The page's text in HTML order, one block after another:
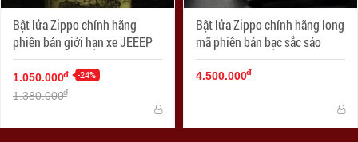
Bật lửa Zippo chính hãng
phiên bản giới hạn xe JEEEP
1.050.000đ -24%
1.380.000đ
Bật lửa Zippo chính hãng long
mã phiên bản bạc sắc sảo
4.500.000đ